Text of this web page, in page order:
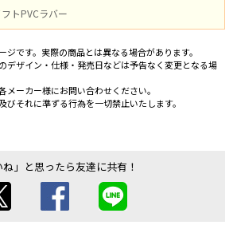
トPVCラバー
です。実際の商品とは異なる場合があります。
デザイン・仕様・発売日などは予告なく変更となる場
ーカー様にお問い合わせください。
それに準ずる行為を一切禁止いたします。
ね」と思ったら友達に共有！